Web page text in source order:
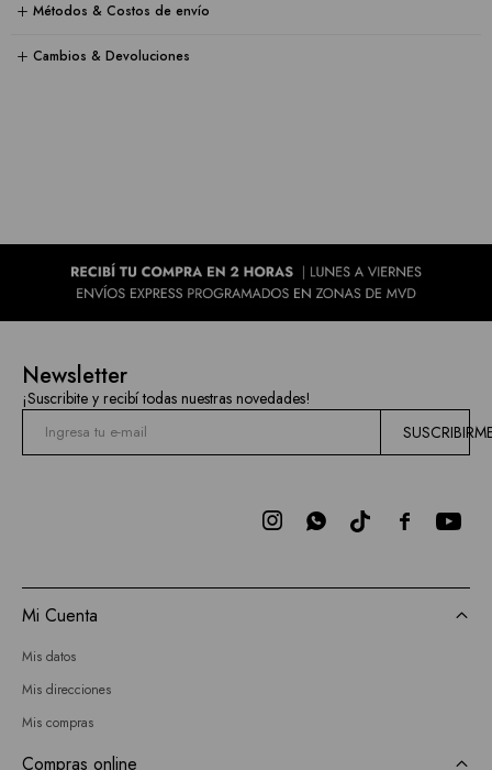
Métodos & Costos de envío
Cambios & Devoluciones
Newsletter
¡Suscribite y recibí todas nuestras novedades!

 
Mi Cuenta
Mis datos
Mis direcciones
Mis compras
Compras online